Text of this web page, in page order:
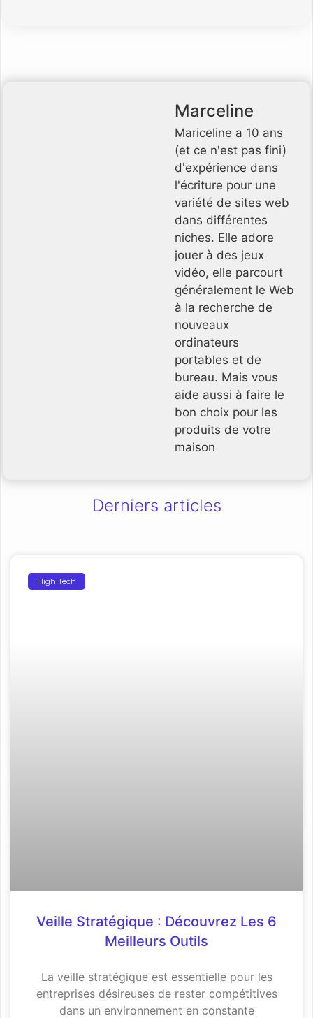
Marceline
Mariceline a 10 ans
(et ce n'est pas fini)
d'expérience dans
l'écriture pour une
variété de sites web
dans différentes
niches. Elle adore
jouer à des jeux
vidéo, elle parcourt
généralement le Web
à la recherche de
nouveaux
ordinateurs
portables et de
bureau. Mais vous
aide aussi à faire le
bon choix pour les
produits de votre
maison
Derniers articles
High Tech
Veille Stratégique : Découvrez Les 6
Meilleurs Outils
La veille stratégique est essentielle pour les
entreprises désireuses de rester compétitives
dans un environnement en constante